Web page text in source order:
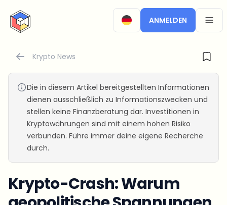
CryptoTicker
ANMELDEN
Krypto News
Die in diesem Artikel bereitgestellten Informationen
dienen ausschließlich zu Informationszwecken und
stellen keine Finanzberatung dar. Investitionen in
Kryptowährungen sind mit einem hohen Risiko
verbunden. Führe immer deine eigene Recherche
durch.
Krypto-Crash: Warum